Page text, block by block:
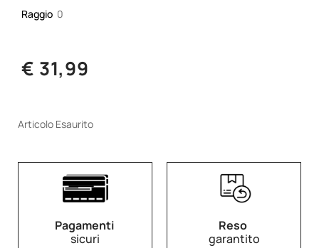
Raggio 0
€ 31,99
Articolo Esaurito
Pagamenti
sicuri
Reso
garantito